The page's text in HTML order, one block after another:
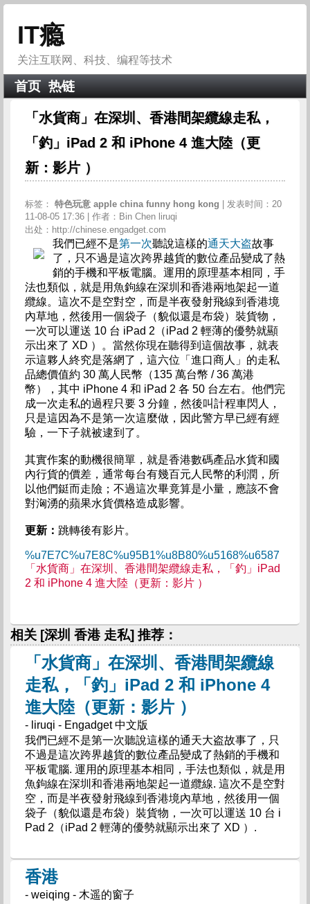
IT瘾
关注互联网、科技、编程等技术
首页 热链
「水貨商」在深圳、香港間架纜線走私，
「釣」iPad 2 和 iPhone 4 進大陸（更
新：影片 ）
标签： 特色玩意 apple china funny hong kong
| 发表时间：20
11-08-05 17:36 | 作者：Bin Chen liruqi
出处：http://chinese.engadget.com
我們已經不是第一次聽說這樣的通天大盗故事
了，只不過是這次跨界越貨的數位產品變成了熱
銷的手機和平板電腦。運用的原理基本相同，手
法也類似，就是用魚鉤線在深圳和香港兩地架起一道
纜線。這次不是空對空，而是半夜發射飛線到香港境
內草地，然後用一個袋子（貌似還是布袋）裝貨物，
一次可以運送 10 台 iPad 2（iPad 2 輕薄的優勢就顯
示出來了 XD ）。當然你現在聽得到這個故事，就表
示這夥人終究是落網了，這六位「進口商人」的走私
品總價值約 30 萬人民幣（135 萬台幣 / 36 萬港
幣），其中 iPhone 4 和 iPad 2 各 50 台左右。他們完
成一次走私的過程只要 3 分鐘，然後叫計程車閃人，
只是這因為不是第一次這麼做，因此警方早已經有經
驗，一下子就被逮到了。
其實作案的動機很簡單，就是香港數碼產品水貨和國
內行貨的價差，通常每台有幾百元人民幣的利潤，所
以他們鋌而走險；不過這次畢竟算是小量，應該不會
對洶湧的蘋果水貨價格造成影響。
更新： 跳轉後有影片。
%u7E7C%u7E8C%u95B1%u8B80%u5168%u6587
「水貨商」在深圳、香港間架纜線走私，「釣」iPad
2 和 iPhone 4 進大陸（更新：影片 ）
相关 [深圳 香港 走私] 推荐：
「水貨商」在深圳、香港間架纜線
走私，「釣」iPad 2 和 iPhone 4
進大陸（更新：影片 ）
- liruqi - Engadget 中文版
我們已經不是第一次聽說這樣的通天大盗故事了，只
不過是這次跨界越貨的數位產品變成了熱銷的手機和
平板電腦. 運用的原理基本相同，手法也類似，就是用
魚鉤線在深圳和香港兩地架起一道纜線. 這次不是空對
空，而是半夜發射飛線到香港境內草地，然後用一個
袋子（貌似還是布袋）裝貨物，一次可以運送 10 台 i
Pad 2（iPad 2 輕薄的優勢就顯示出來了 XD ）.
香港
- weiqing - 木遥的窗子